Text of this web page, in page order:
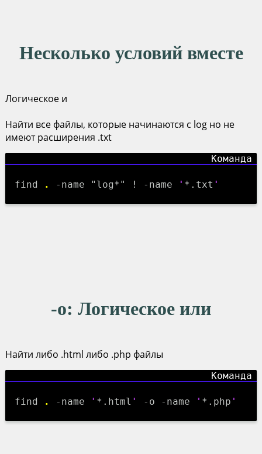
Несколько условий вместе
Логическое и
Найти все файлы, которые начинаются с log но не
имеют расширения .txt
find . -name "log*" ! -name ' *.txt '
-o: Логическое или
Найти либо .html либо .php файлы
find . -name ' *.html ' -o -name ' *.php '